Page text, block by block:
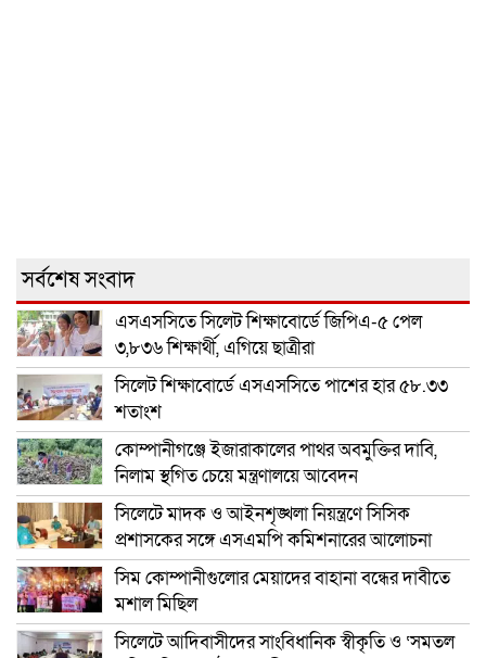
সর্বশেষ সংবাদ
এসএসসিতে সিলেট শিক্ষাবোর্ডে জিপিএ-৫ পেল
৩,৮৩৬ শিক্ষার্থী, এগিয়ে ছাত্রীরা
সিলেট শিক্ষাবোর্ডে এসএসসিতে পাশের হার ৫৮.৩৩
শতাংশ
কোম্পানীগঞ্জে ইজারাকালের পাথর অবমুক্তির দাবি,
নিলাম স্থগিত চেয়ে মন্ত্রণালয়ে আবেদন
সিলেটে মাদক ও আইনশৃঙ্খলা নিয়ন্ত্রণে সিসিক
প্রশাসকের সঙ্গে এসএমপি কমিশনারের আলোচনা
সিম কোম্পানীগুলোর মেয়াদের বাহানা বন্ধের দাবীতে
মশাল মিছিল
সিলেটে আদিবাসীদের সাংবিধানিক স্বীকৃতি ও ‘সমতল